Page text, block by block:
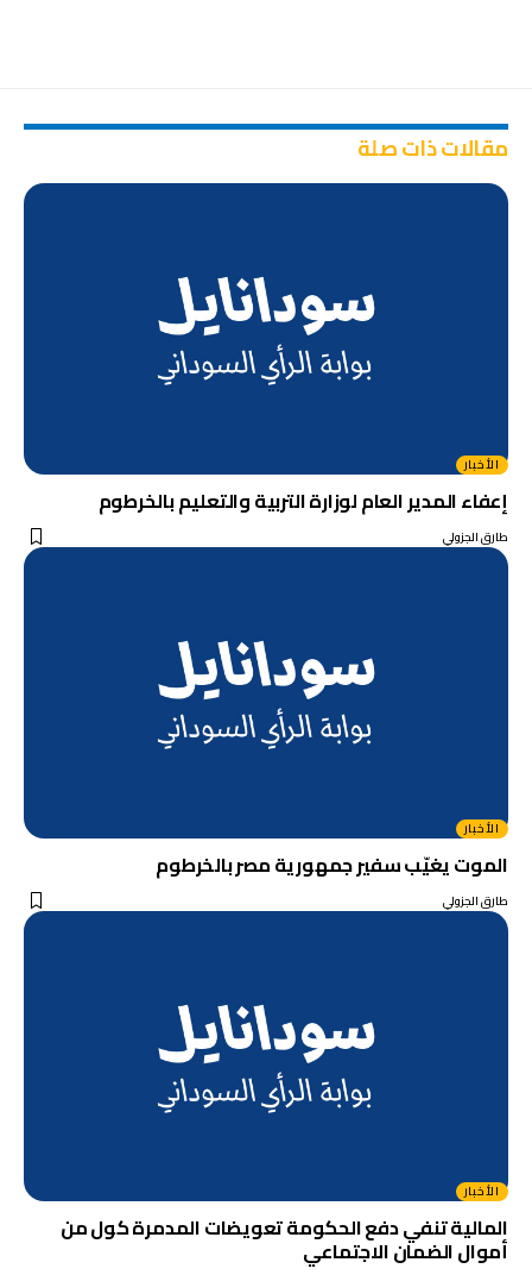
مقالات ذات صلة
الأخبار
إعفاء المدير العام لوزارة التربية والتعليم بالخرطوم
طارق الجزولي
الأخبار
الموت يغيّب سفير جمهورية مصر بالخرطوم
طارق الجزولي
الأخبار
المالية تنفي دفع الحكومة تعويضات المدمرة كول من
أموال الضمان الاجتماعي